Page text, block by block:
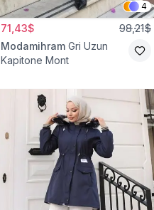
4
71,43$ 98,21$
Modamihram Gri Uzun
Kapitone Mont